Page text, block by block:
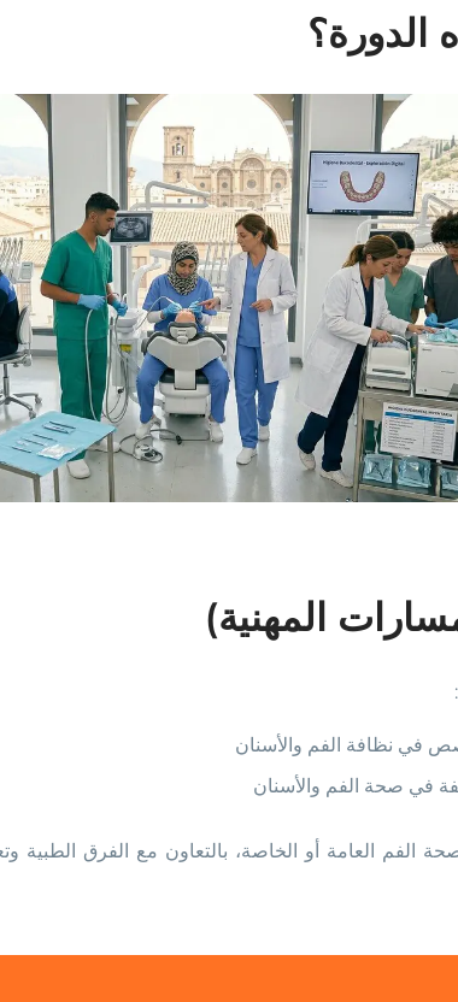
المهنية)
في نظافة الفم والأسنان
في صحة الفم والأسنان
العامة أو الخاصة، بالتعاون مع الفرق الطبية